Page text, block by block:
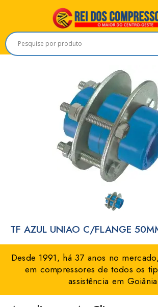
TF AZUL UNIAO C/FLANGE
Desde 1991, há 37 anos no
em compressores de todos os
assistência em